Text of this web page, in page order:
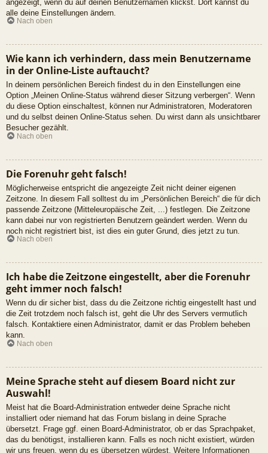
angezeigt, wenn du auf deinen Benutzernamen klickst. Dort kannst du
alle deine Einstellungen ändern.
Nach oben
Wie kann ich verhindern, dass mein Benutzername
in der Online-Liste auftaucht?
In deinem persönlichen Bereich findest du in den Einstellungen eine
Option „Meinen Online-Status während dieser Sitzung verbergen“. Wenn
du diese Option einschaltest, können nur Administratoren, Moderatoren
und du selbst deinen Online-Status sehen. Du wirst dann als unsichtbarer
Besucher gezählt.
Nach oben
Die Forenuhr geht falsch!
Möglicherweise entspricht die angezeigte Zeit nicht deiner eigenen
Zeitzone. In diesem Fall solltest du im „Persönlichen Bereich“ die für dich
passende Zeitzone (Mitteleuropäische Zeit, ...) festlegen. Die Zeitzone
kann dabei nur von registrierten Benutzern geändert werden. Wenn du
noch nicht registriert bist, ist dies ein guter Grund, dies jetzt zu tun.
Nach oben
Ich habe die Zeitzone eingestellt, aber die Forenuhr
geht immer noch falsch!
Wenn du dir sicher bist, dass du die Zeitzone richtig eingestellt hast und
die Zeit trotzdem noch falsch ist, geht die Uhr des Servers vermutlich
falsch. Kontaktiere einen Administrator, damit er das Problem beheben
kann.
Nach oben
Meine Sprache steht auf diesem Board nicht zur
Auswahl!
Meist hat die Board-Administration entweder deine Sprache nicht
installiert oder niemand hat das Forum bislang in deine Sprache
übersetzt. Frage ggf. einen Board-Administrator, ob er das Sprachpaket,
das du benötigst, installieren kann. Falls es noch nicht existiert, würden
wir uns freuen, wenn du es übersetzen würdest. Weitere Informationen